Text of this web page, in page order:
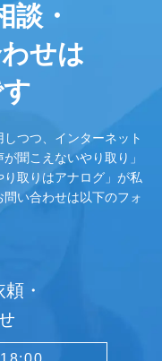
談・
せは
つつ、インターネット
聞こえないやり取り」
取りはアナログ」が私
い合わせは以下のフォ
・